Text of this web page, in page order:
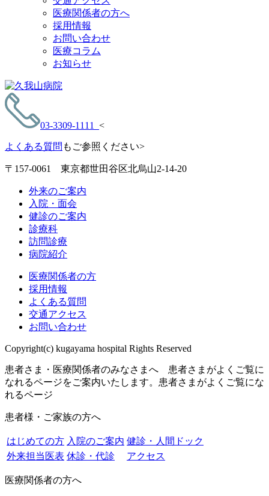
医療関係者の方へ
採用情報
お問い合わせ
医療コラム
お知らせ
03-3309-1111 <
よくある質問 もご参照ください>
〒157-0061 東京都世田谷区北烏山2-14-20
外来のご案内
入院・面会
健診のご案内
診療科
訪問診療
病院紹介
医療関係者の方
採用情報
よくある質問
交通アクセス
お問い合わせ
Copyright(c) kugayama hospital Rights Reserved
患者さま・医療関係者のみなさまへ 患者さまがよくご覧に
なれるページをご案内いたします。 患者さまがよくご覧にな
れるページ
患者様・ご家族の方へ
はじめての方 入院のご案内 健診・人間ドック
外来担当医表 休診・代診 アクセス
医療関係者の方へ